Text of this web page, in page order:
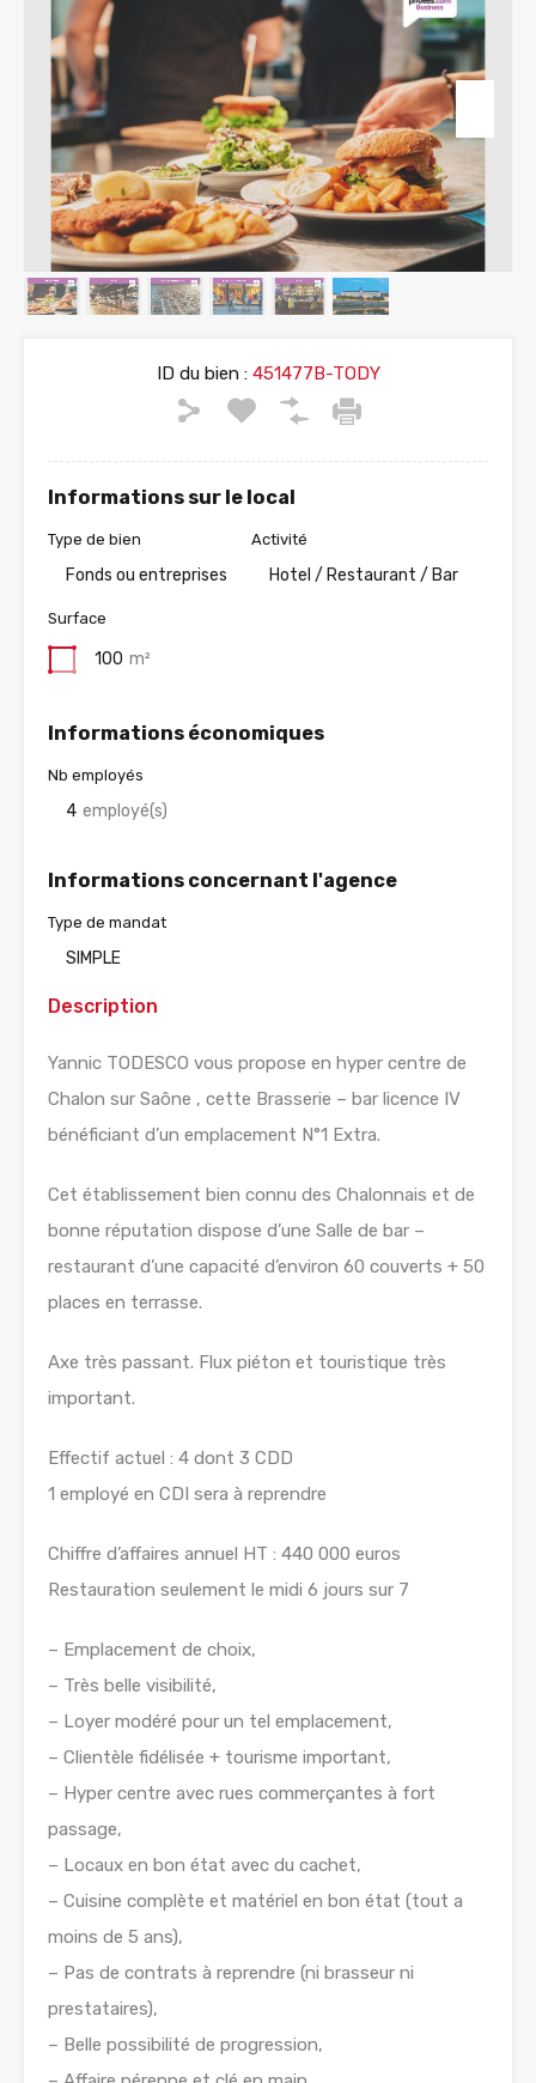
ID du bien :451477B-TODY
Informations sur le local
Type de bien
Fonds ou entreprises
Activité
Hotel / Restaurant / Bar
Surface
100 m²
Informations économiques
Nb employés
4 employé(s)
Informations concernant l'agence
Type de mandat
SIMPLE
Description
Yannic TODESCO vous propose en hyper centre de
Chalon sur Saône , cette Brasserie – bar licence IV
bénéficiant d’un emplacement N°1 Extra.
Cet établissement bien connu des Chalonnais et de
bonne réputation dispose d’une Salle de bar –
restaurant d’une capacité d’environ 60 couverts + 50
places en terrasse.
Axe très passant. Flux piéton et touristique très
important.
Effectif actuel : 4 dont 3 CDD
1 employé en CDI sera à reprendre
Chiffre d’affaires annuel HT : 440 000 euros
Restauration seulement le midi 6 jours sur 7
– Emplacement de choix,
– Très belle visibilité,
– Loyer modéré pour un tel emplacement,
– Clientèle fidélisée + tourisme important,
– Hyper centre avec rues commerçantes à fort
passage,
– Locaux en bon état avec du cachet,
– Cuisine complète et matériel en bon état (tout a
moins de 5 ans),
– Pas de contrats à reprendre (ni brasseur ni
prestataires),
– Belle possibilité de progression,